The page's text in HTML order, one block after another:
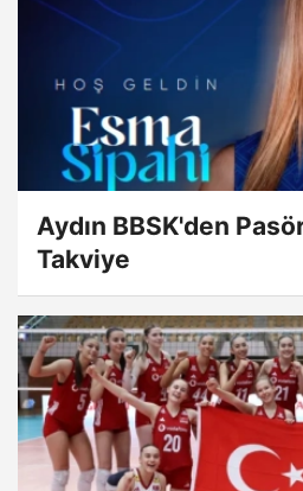
Aydın BBSK'den
Takviye